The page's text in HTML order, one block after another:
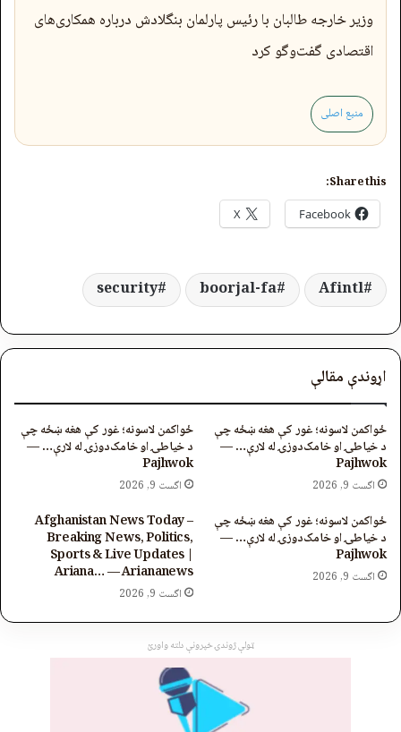
وزیر خارجه طالبان با رئیس پارلمان بنگلادش درباره همکاری‌های
اقتصادی گفت‌وگو کرد
منبع اصلی
Share this:
Facebook
X
Afintl
boorjal-fa
security
اړوندې مقالې
ځواکمن لاسونه؛ غور کې هغه ښځه چې
د خیاطۍ او خامک‌دوزۍ له لارې… —
Pajhwok
اگست 9, 2026
ځواکمن لاسونه؛ غور کې هغه ښځه چې
د خیاطۍ او خامک‌دوزۍ له لارې… —
Pajhwok
اگست 9, 2026
ځواکمن لاسونه؛ غور کې هغه ښځه چې
د خیاطۍ او خامک‌دوزۍ له لارې… —
Pajhwok
اگست 9, 2026
Afghanistan News Today –
Breaking News, Politics,
Sports & Live Updates |
Ariana… — Ariananews
اگست 9, 2026
ټولې ژوندۍ خپرونې دلته واورئ